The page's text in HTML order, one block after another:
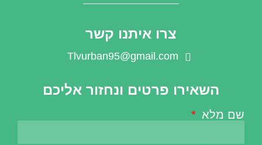
צרו איתנו קשר
Tlvurban95@gmail.com
השאירו פרטים ונחזור אליכם
שם מלא